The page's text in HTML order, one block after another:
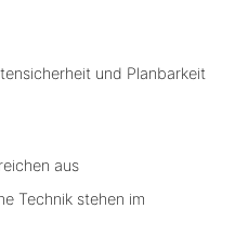
und Planbarkeit
aus
Technik stehen im